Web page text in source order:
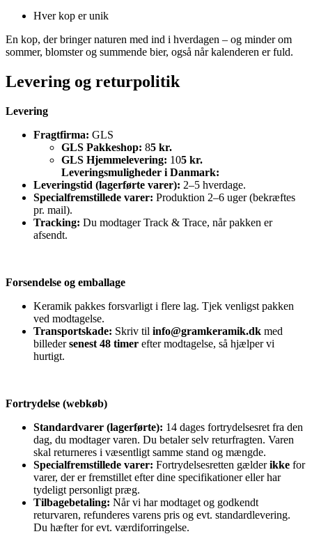
Hver kop er unik
En kop, der bringer naturen med ind i hverdagen – og minder om
sommer, blomster og summende bier, også når kalenderen er fuld.
Levering og returpolitik
Levering
Fragtfirma: GLS
GLS Pakkeshop: 85 kr.
GLS Hjemmelevering: 105 kr.
Leveringsmuligheder i Danmark:
Leveringstid (lagerførte varer): 2–5 hverdage.
Specialfremstillede varer: Produktion 2–6 uger (bekræftes
pr. mail).
Tracking: Du modtager Track & Trace, når pakken er
afsendt.
Forsendelse og emballage
Keramik pakkes forsvarligt i flere lag. Tjek venligst pakken
ved modtagelse.
Transportskade: Skriv til info@gramkeramik.dk med
billedersenest 48 timer efter modtagelse, så hjælper vi
hurtigt.
Fortrydelse (webkøb)
Standardvarer (lagerførte): 14 dages fortrydelsesret fra den
dag, du modtager varen. Du betaler selv returfragten. Varen
skal returneres i væsentligt samme stand og mængde.
Specialfremstillede varer: Fortrydelsesretten gælderikke for
varer, der er fremstillet efter dine specifikationer eller har
tydeligt personligt præg.
Tilbagebetaling: Når vi har modtaget og godkendt
returvaren, refunderes varens pris og evt. standardlevering.
Du hæfter for evt. værdiforringelse.